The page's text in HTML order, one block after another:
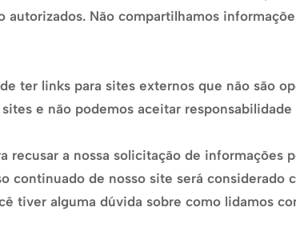
autorizados. Não compartilhamos
ter links para sites externos que não são
e não podemos aceitar
recusar a nossa solicitação de informações
continuado de nosso site será
tiver alguma dúvida sobre como lidamos